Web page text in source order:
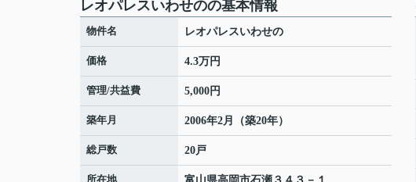
レオパレスいわせのの基本情報
物件名 レオパレスいわせの
価格 4.3万円
管理/共益費 5,000円
築年月 2006年2月（築20年）
総戸数 20戸
所在地